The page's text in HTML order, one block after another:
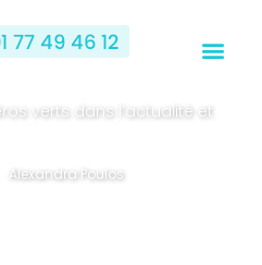
verts dans l’actualité et
Alexandra Poulos